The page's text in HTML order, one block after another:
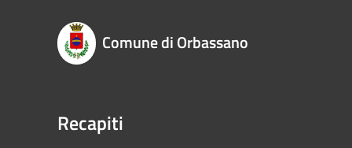
Comune di Orbassano
Recapiti